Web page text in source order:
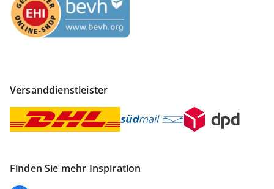
Versanddienstleister
Finden Sie mehr Inspiration